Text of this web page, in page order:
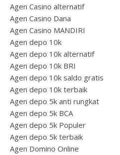
Agen Casino alternatif
Agen Casino Dana
Agen Casino MANDIRI
Agen depo 10k
Agen depo 10k alternatif
Agen depo 10k BRI
Agen depo 10k saldo gratis
Agen depo 10k terbaik
Agen depo 5k anti rungkat
Agen depo 5k BCA
Agen depo 5k Populer
Agen depo 5k terbaik
Agen Domino Online